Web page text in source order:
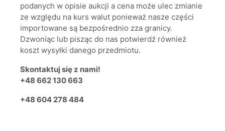
podanych w opisie aukcji a cena może ulec zmianie
ze względu na kurs walut ponieważ nasze części
importowane są bezpośrednio zza granicy.
Dzwoniąc lub pisząc do nas potwierdź również
koszt wysyłki danego przedmiotu.
Skontaktuj się z nami!
+48 662 130 663
+48 604 278 484